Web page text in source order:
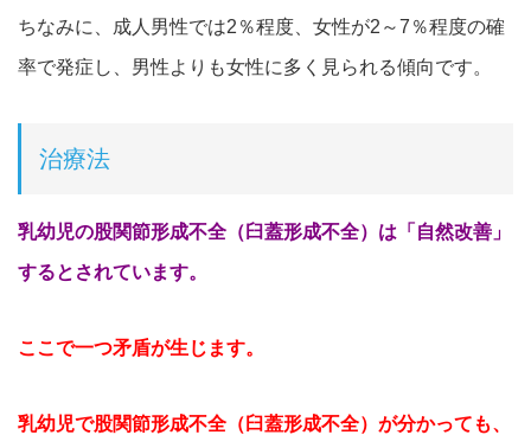
ちなみに、成人男性では2％程度、女性が2～7％程度の確
率で発症し、男性よりも女性に多く見られる傾向です。
治療法
乳幼児の股関節形成不全（臼蓋形成不全）は「自然改善」
するとされています。
ここで一つ矛盾が生じます。
乳幼児で股関節形成不全（臼蓋形成不全）が分かっても、